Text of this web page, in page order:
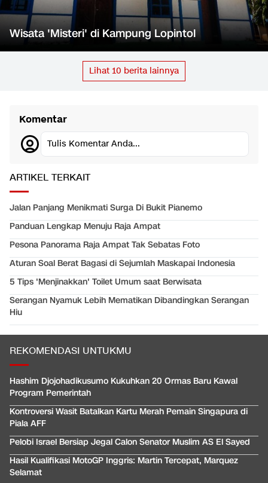
Wisata 'Misteri' di Kampung Lopintol
Lihat 10 berita lainnya
Komentar
Tulis Komentar Anda...
ARTIKEL TERKAIT
Jalan Panjang Menikmati Surga Di Bukit Pianemo
Panduan Lengkap Menuju Raja Ampat
Pesona Panorama Raja Ampat Tak Sebatas Foto
Aturan Soal Berat Bagasi di Sejumlah Maskapai Indonesia
5 Tips 'Menjinakkan' Toilet Umum saat Berwisata
Serangan Nyamuk Lebih Mematikan Dibandingkan Serangan
Hiu
REKOMENDASI UNTUKMU
Hashim Djojohadikusumo Kukuhkan 20 Ormas Baru Kawal
Program Pemerintah
Kontroversi Wasit Batalkan Kartu Merah Pemain Singapura di
Piala AFF
Pelobi Israel Bersiap Jegal Calon Senator Muslim AS El Sayed
Hasil Kualifikasi MotoGP Inggris: Martin Tercepat, Marquez
Selamat